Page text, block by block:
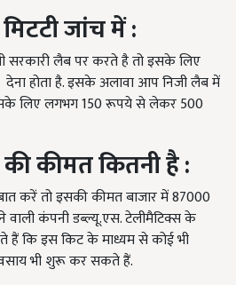
जांच में :
सरकारी लैब पर करते है तो इसके लिए
होता है. इसके अलावा आप निजी लैब में
लिए लगभग150रूपये से लेकर500
कीमत कितनी है :
करें तो इसकी कीमत बाजार में 87000
वाली कंपनी डब्ल्यू.एस. टेलीमैटिक्स के
हैं कि इस किट के माध्यम से कोई भी
भी शुरू कर सकते हैं.